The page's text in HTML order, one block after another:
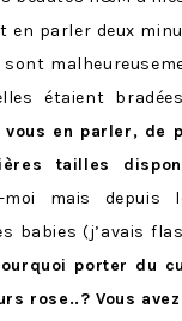
en parler deux
sont
étaient
vous en parler, de
tailles
moi mais depuis
babies (j’avais
porter du
rose..? Vous